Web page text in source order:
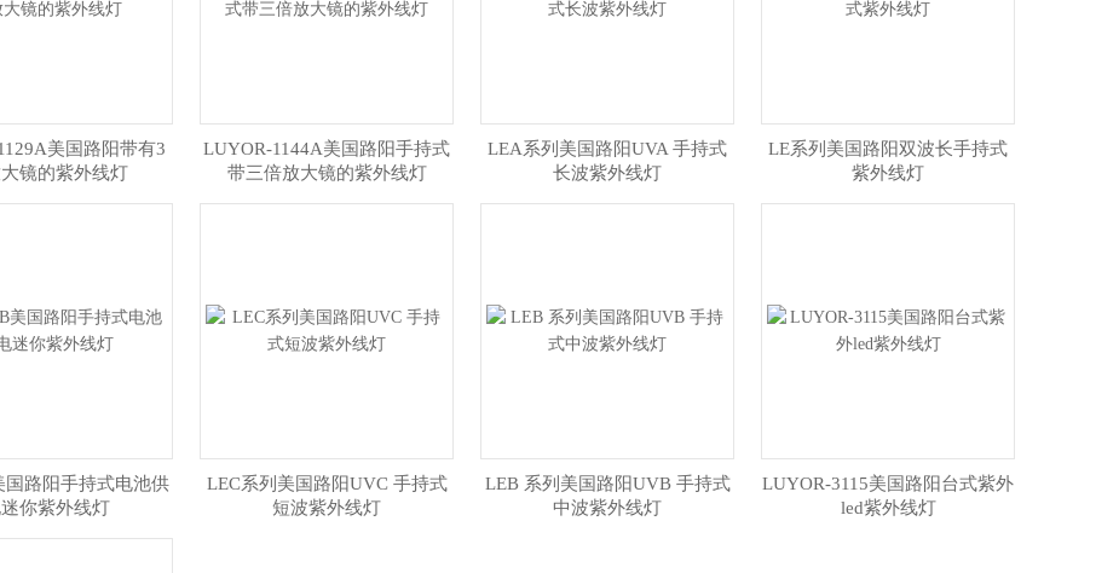
美国路阳带有3
镜的紫外线灯
LUYOR-1144A美国路阳手持式
带三倍放大镜的紫外线灯
LEA系列美国路阳UVA 手持式
长波紫外线灯
LE系列美国路阳双波长手持式
紫外线灯
国路阳手持式电池供
你紫外线灯
LEC系列美国路阳UVC 手持式
短波紫外线灯
LEB 系列美国路阳UVB 手持式
中波紫外线灯
LUYOR-3115美国路阳台式紫外
led紫外线灯